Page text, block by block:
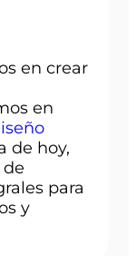
en crear
en
de hoy,
para
y